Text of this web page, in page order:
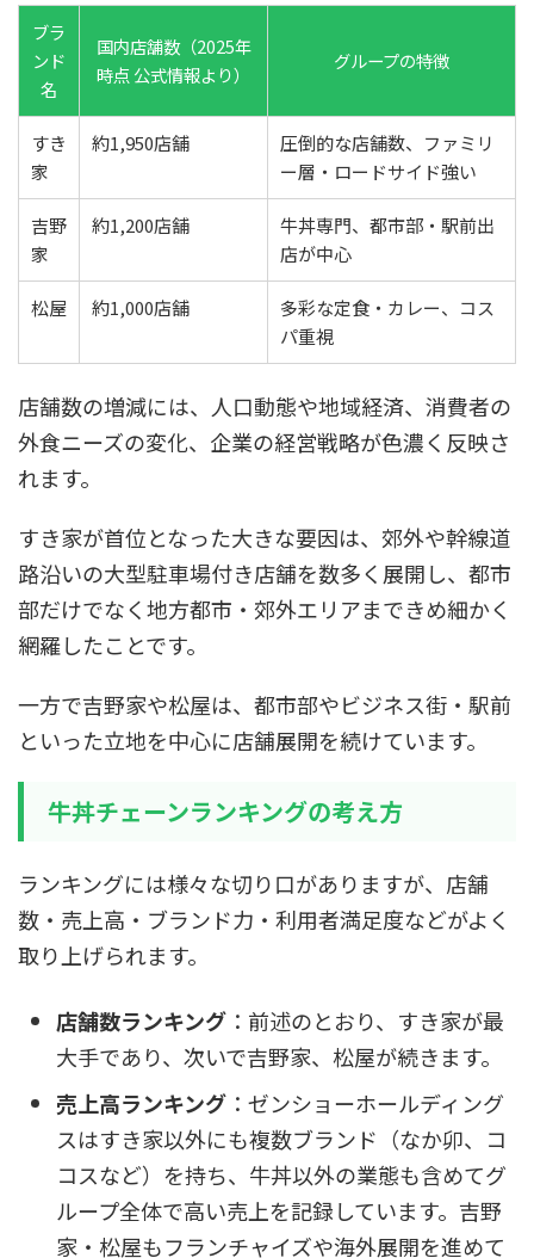
ブラ
ンド
名
国内店舗数（2025年
時点 公式情報より）
グループの特徴
すき
家
約1,950店舗
圧倒的な店舗数、ファミリ
ー層・ロードサイド強い
吉野
家
約1,200店舗
牛丼専門、都市部・駅前出
店が中心
松屋 約1,000店舗
多彩な定食・カレー、コス
パ重視
店舗数の増減には、人口動態や地域経済、消費者の
外食ニーズの変化、企業の経営戦略が色濃く反映さ
れます。
すき家が首位となった大きな要因は、郊外や幹線道
路沿いの大型駐車場付き店舗を数多く展開し、都市
部だけでなく地方都市・郊外エリアまできめ細かく
網羅したことです。
一方で吉野家や松屋は、都市部やビジネス街・駅前
といった立地を中心に店舗展開を続けています。
牛丼チェーンランキングの考え方
ランキングには様々な切り口がありますが、店舗
数・売上高・ブランド力・利用者満足度などがよく
取り上げられます。
店舗数ランキング ：前述のとおり、すき家が最
大手であり、次いで吉野家、松屋が続きます。
売上高ランキング ：ゼンショーホールディング
スはすき家以外にも複数ブランド（なか卯、コ
コスなど）を持ち、牛丼以外の業態も含めてグ
ループ全体で高い売上を記録しています。吉野
家・松屋もフランチャイズや海外展開を進めて